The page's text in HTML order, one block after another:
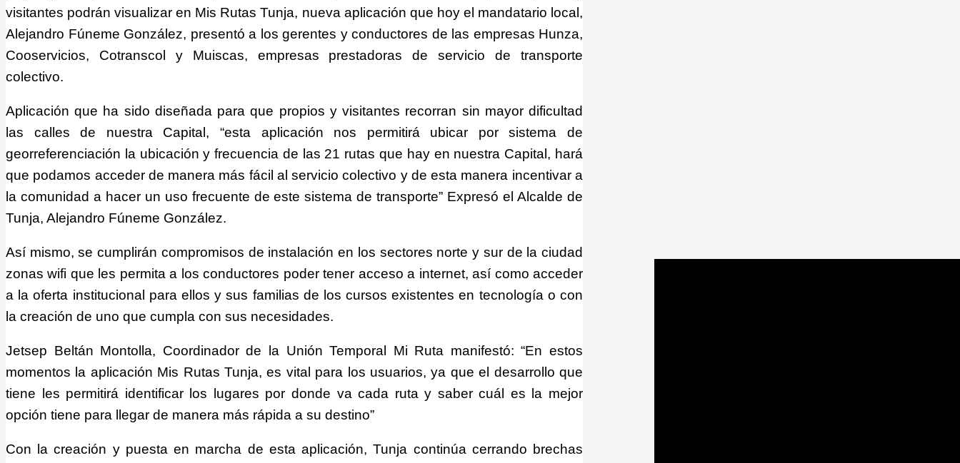
visitantes podrán visualizar en Mis Rutas Tunja, nueva aplicación que hoy el mandatario local,
Alejandro Fúneme González, presentó a los gerentes y conductores de las empresas Hunza,
Cooservicios, Cotranscol y Muiscas, empresas prestadoras de servicio de transporte
colectivo.
Aplicación que ha sido diseñada para que propios y visitantes recorran sin mayor dificultad
las calles de nuestra Capital, “esta aplicación nos permitirá ubicar por sistema de
georreferenciación la ubicación y frecuencia de las 21 rutas que hay en nuestra Capital, hará
que podamos acceder de manera más fácil al servicio colectivo y de esta manera incentivar a
la comunidad a hacer un uso frecuente de este sistema de transporte” Expresó el Alcalde de
Tunja, Alejandro Fúneme González.
Así mismo, se cumplirán compromisos de instalación en los sectores norte y sur de la ciudad
zonas wifi que les permita a los conductores poder tener acceso a internet, así como acceder
a la oferta institucional para ellos y sus familias de los cursos existentes en tecnología o con
la creación de uno que cumpla con sus necesidades.
Jetsep Beltán Montolla, Coordinador de la Unión Temporal Mi Ruta manifestó: “En estos
momentos la aplicación Mis Rutas Tunja, es vital para los usuarios, ya que el desarrollo que
tiene les permitirá identificar los lugares por donde va cada ruta y saber cuál es la mejor
opción tiene para llegar de manera más rápida a su destino”
Con la creación y puesta en marcha de esta aplicación, Tunja continúa cerrando brechas